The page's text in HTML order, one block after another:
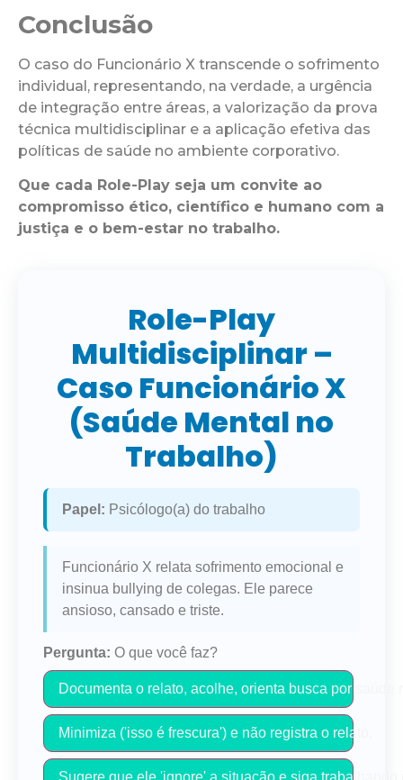
Conclusão
O caso do Funcionário X transcende o sofrimento
individual, representando, na verdade, a urgência
de integração entre áreas, a valorização da prova
técnica multidisciplinar e a aplicação efetiva das
políticas de saúde no ambiente corporativo.
Que cada Role-Play seja um convite ao
compromisso ético, científico e humano com a
justiça e o bem-estar no trabalho.
Role-Play
Multidisciplinar –
Caso Funcionário X
(Saúde Mental no
Trabalho)
Papel: Psicólogo(a) do trabalho
Funcionário X relata sofrimento emocional e
insinua bullying de colegas. Ele parece
ansioso, cansado e triste.
Pergunta: O que você faz?
Documenta o relato, acolhe, orienta busca por
Minimiza ('isso é frescura') e não registra o relato.